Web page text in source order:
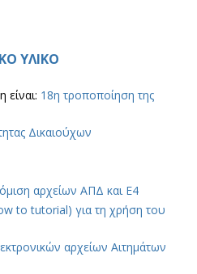
ΥΛΙΚΟ
18η τροποποίηση της
Δικαιούχων
αρχείων ΑΠΔ και Ε4
to tutorial) για τη χρήση του
αρχείων Αιτημάτων